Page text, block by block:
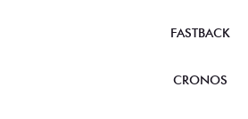
FASTBACK
CRONOS